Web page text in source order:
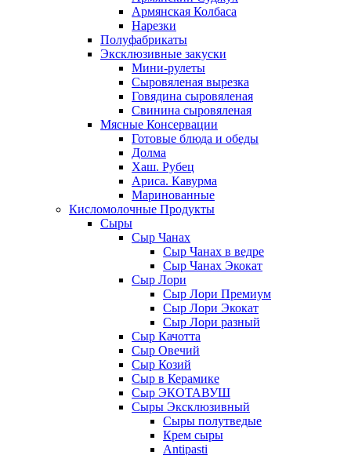
Армянская Колбаса
Нарезки
Полуфабрикаты
Эксклюзивные закуски
Мини-рулеты
Сыровяленая вырезка
Говядина сыровяленая
Свинина сыровяленая
Мясные Консервации
Готовые блюда и обеды
Долма
Хаш. Рубец
Ариса. Кавурма
Маринованные
Кисломолочные Продукты
Сыры
Сыр Чанах
Сыр Чанах в ведре
Сыр Чанах Экокат
Сыр Лори
Сыр Лори Премиум
Сыр Лори Экокат
Сыр Лори разный
Сыр Качотта
Сыр Овечий
Сыр Козий
Сыр в Керамике
Сыр ЭКОТАВУШ
Сыры Эксклюзивный
Сыры полутведые
Крем сыры
Antipasti